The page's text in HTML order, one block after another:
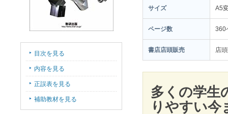
サイズ A5
ページ数 360
書店店頭販売 店
多くの学生
りやすい今
目次を見る
内容を見る
正誤表を見る
補助教材を見る